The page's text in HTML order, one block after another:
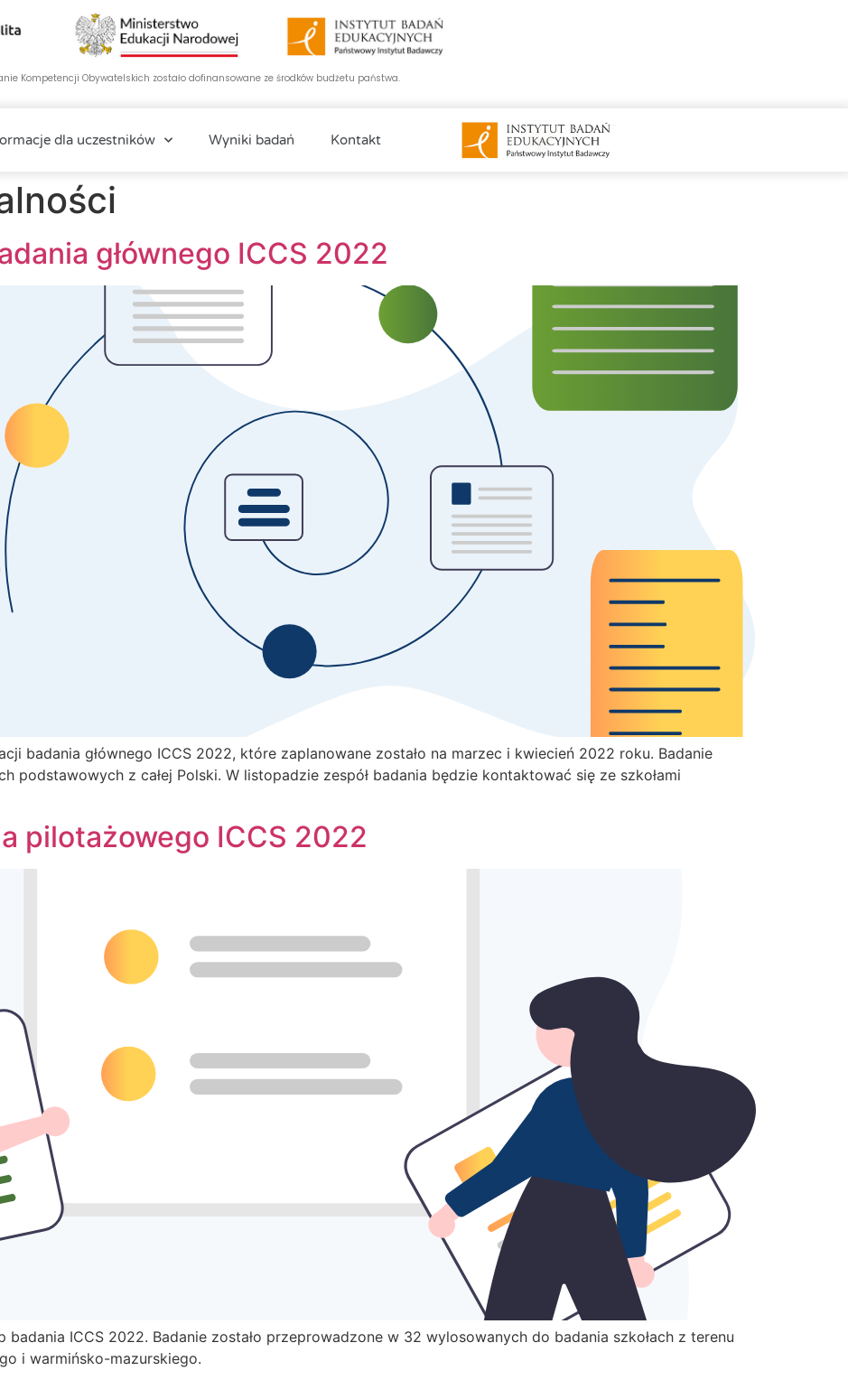
Kompetencji Obywatelskich zostało dofinansowane ze środków budżetu państwa.
dla uczestników Wyniki badań Kontakt
głównego ICCS 2022
badania głównego ICCS 2022, które zaplanowane zostało na marzec i kwiecień 2022 roku. Badanie
podstawowych z całej Polski. W listopadzie zespół badania będzie kontaktować się ze szkołami
pilotażowego ICCS 2022
ICCS 2022. Badanie zostało przeprowadzone w 32 wylosowanych do badania szkołach z terenu
i warmińsko-mazurskiego.